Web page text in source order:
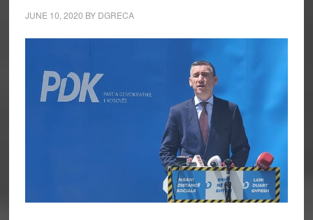
JUNE 10, 2020 BY DGRECA